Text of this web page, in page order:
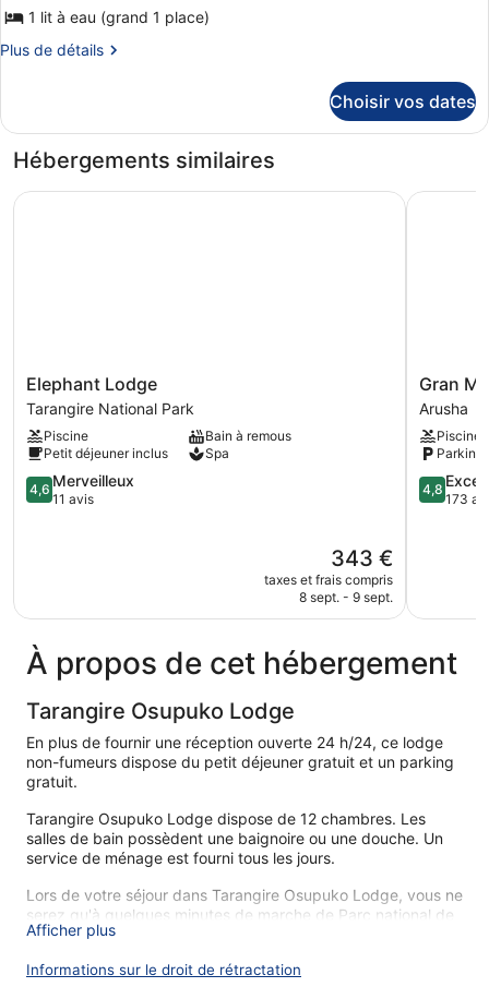
1 lit à eau (grand 1 place)
Plus de détails
Plus
le
de
Chambre,
Choisir vos dates
Hébergements similaires
Elephant
Lodge
Tarangire
National
Park
Elephant Lodge
Tarangire National Park
Piscine
Bain à remous
Petit déjeuner inclus
Spa
4.6
sur
4,6 Merveilleux
11 avis
Le
nouveau
prix
343 €
taxes et frais compris
8 sept. - 9 sept.
Elephant Lodge
Gran
Melia
Arusha
Arusha
Gran
Arusha
Piscine
Parking
4.8
sur
4,8
173
Gran
À propos de cet hébergement
Tarangire Osupuko Lodge
En plus de fournir une réception ouverte 24 h/24, ce lodge
non-fumeurs dispose du petit déjeuner gratuit et un parking
gratuit.
Tarangire Osupuko Lodge dispose de 12 chambres. Les
salles de bain possèdent une baignoire ou une douche. Un
service de ménage est fourni tous les jours.
Lors de votre séjour dans Tarangire Osupuko Lodge, vous ne
serez qu'à quelques minutes de marche de Parc national de
Tarangire. Vous pourrez profiter de services et équipements
Afficher plus
Informations sur le droit de rétractation